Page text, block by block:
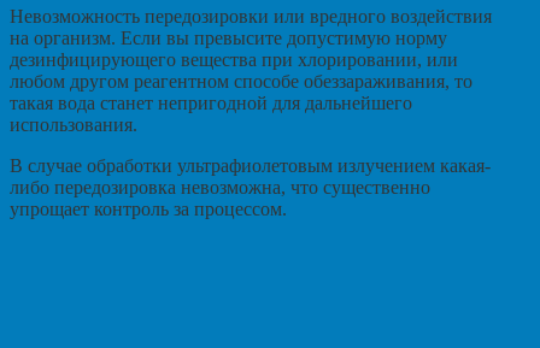
Невозможность передозировки или вредного воздействия
на организм. Если вы превысите допустимую норму
дезинфицирующего вещества при хлорировании, или
любом другом реагентном способе обеззараживания, то
такая вода станет непригодной для дальнейшего
использования.
В случае обработки ультрафиолетовым излучением какая-
либо передозировка невозможна, что существенно
упрощает контроль за процессом.